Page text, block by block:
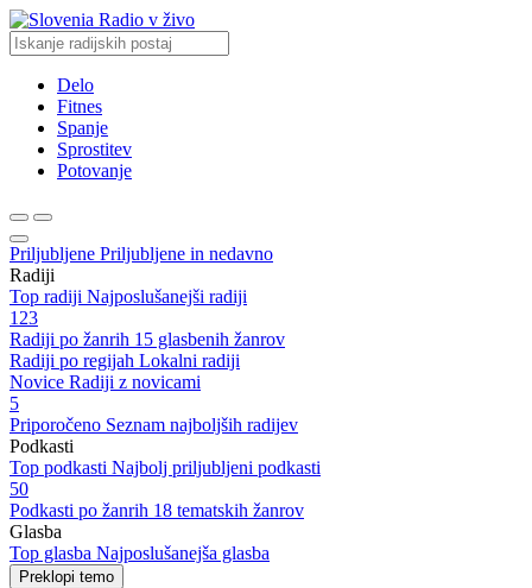
Radio v živo
Delo
Fitnes
Spanje
Sprostitev
Potovanje
Priljubljene Priljubljene in nedavno
Radiji
Top radiji Najposlušanejši radiji
123
Radiji po žanrih 15 glasbenih žanrov
Radiji po regijah Lokalni radiji
Novice Radiji z novicami
5
Priporočeno Seznam najboljših radijev
Podkasti
Top podkasti Najbolj priljubljeni podkasti
50
Podkasti po žanrih 18 tematskih žanrov
Glasba
Top glasba Najposlušanejša glasba
Preklopi temo